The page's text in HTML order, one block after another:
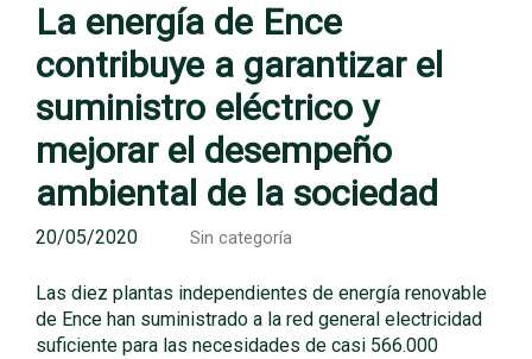
La energía de Ence
contribuye a garantizar el
suministro eléctrico y
mejorar el desempeño
ambiental de la sociedad
20/05/2020 Sin categoría
Las diez plantas independientes de energía renovable
de Ence han suministrado a la red general electricidad
suficiente para las necesidades de casi 566.000